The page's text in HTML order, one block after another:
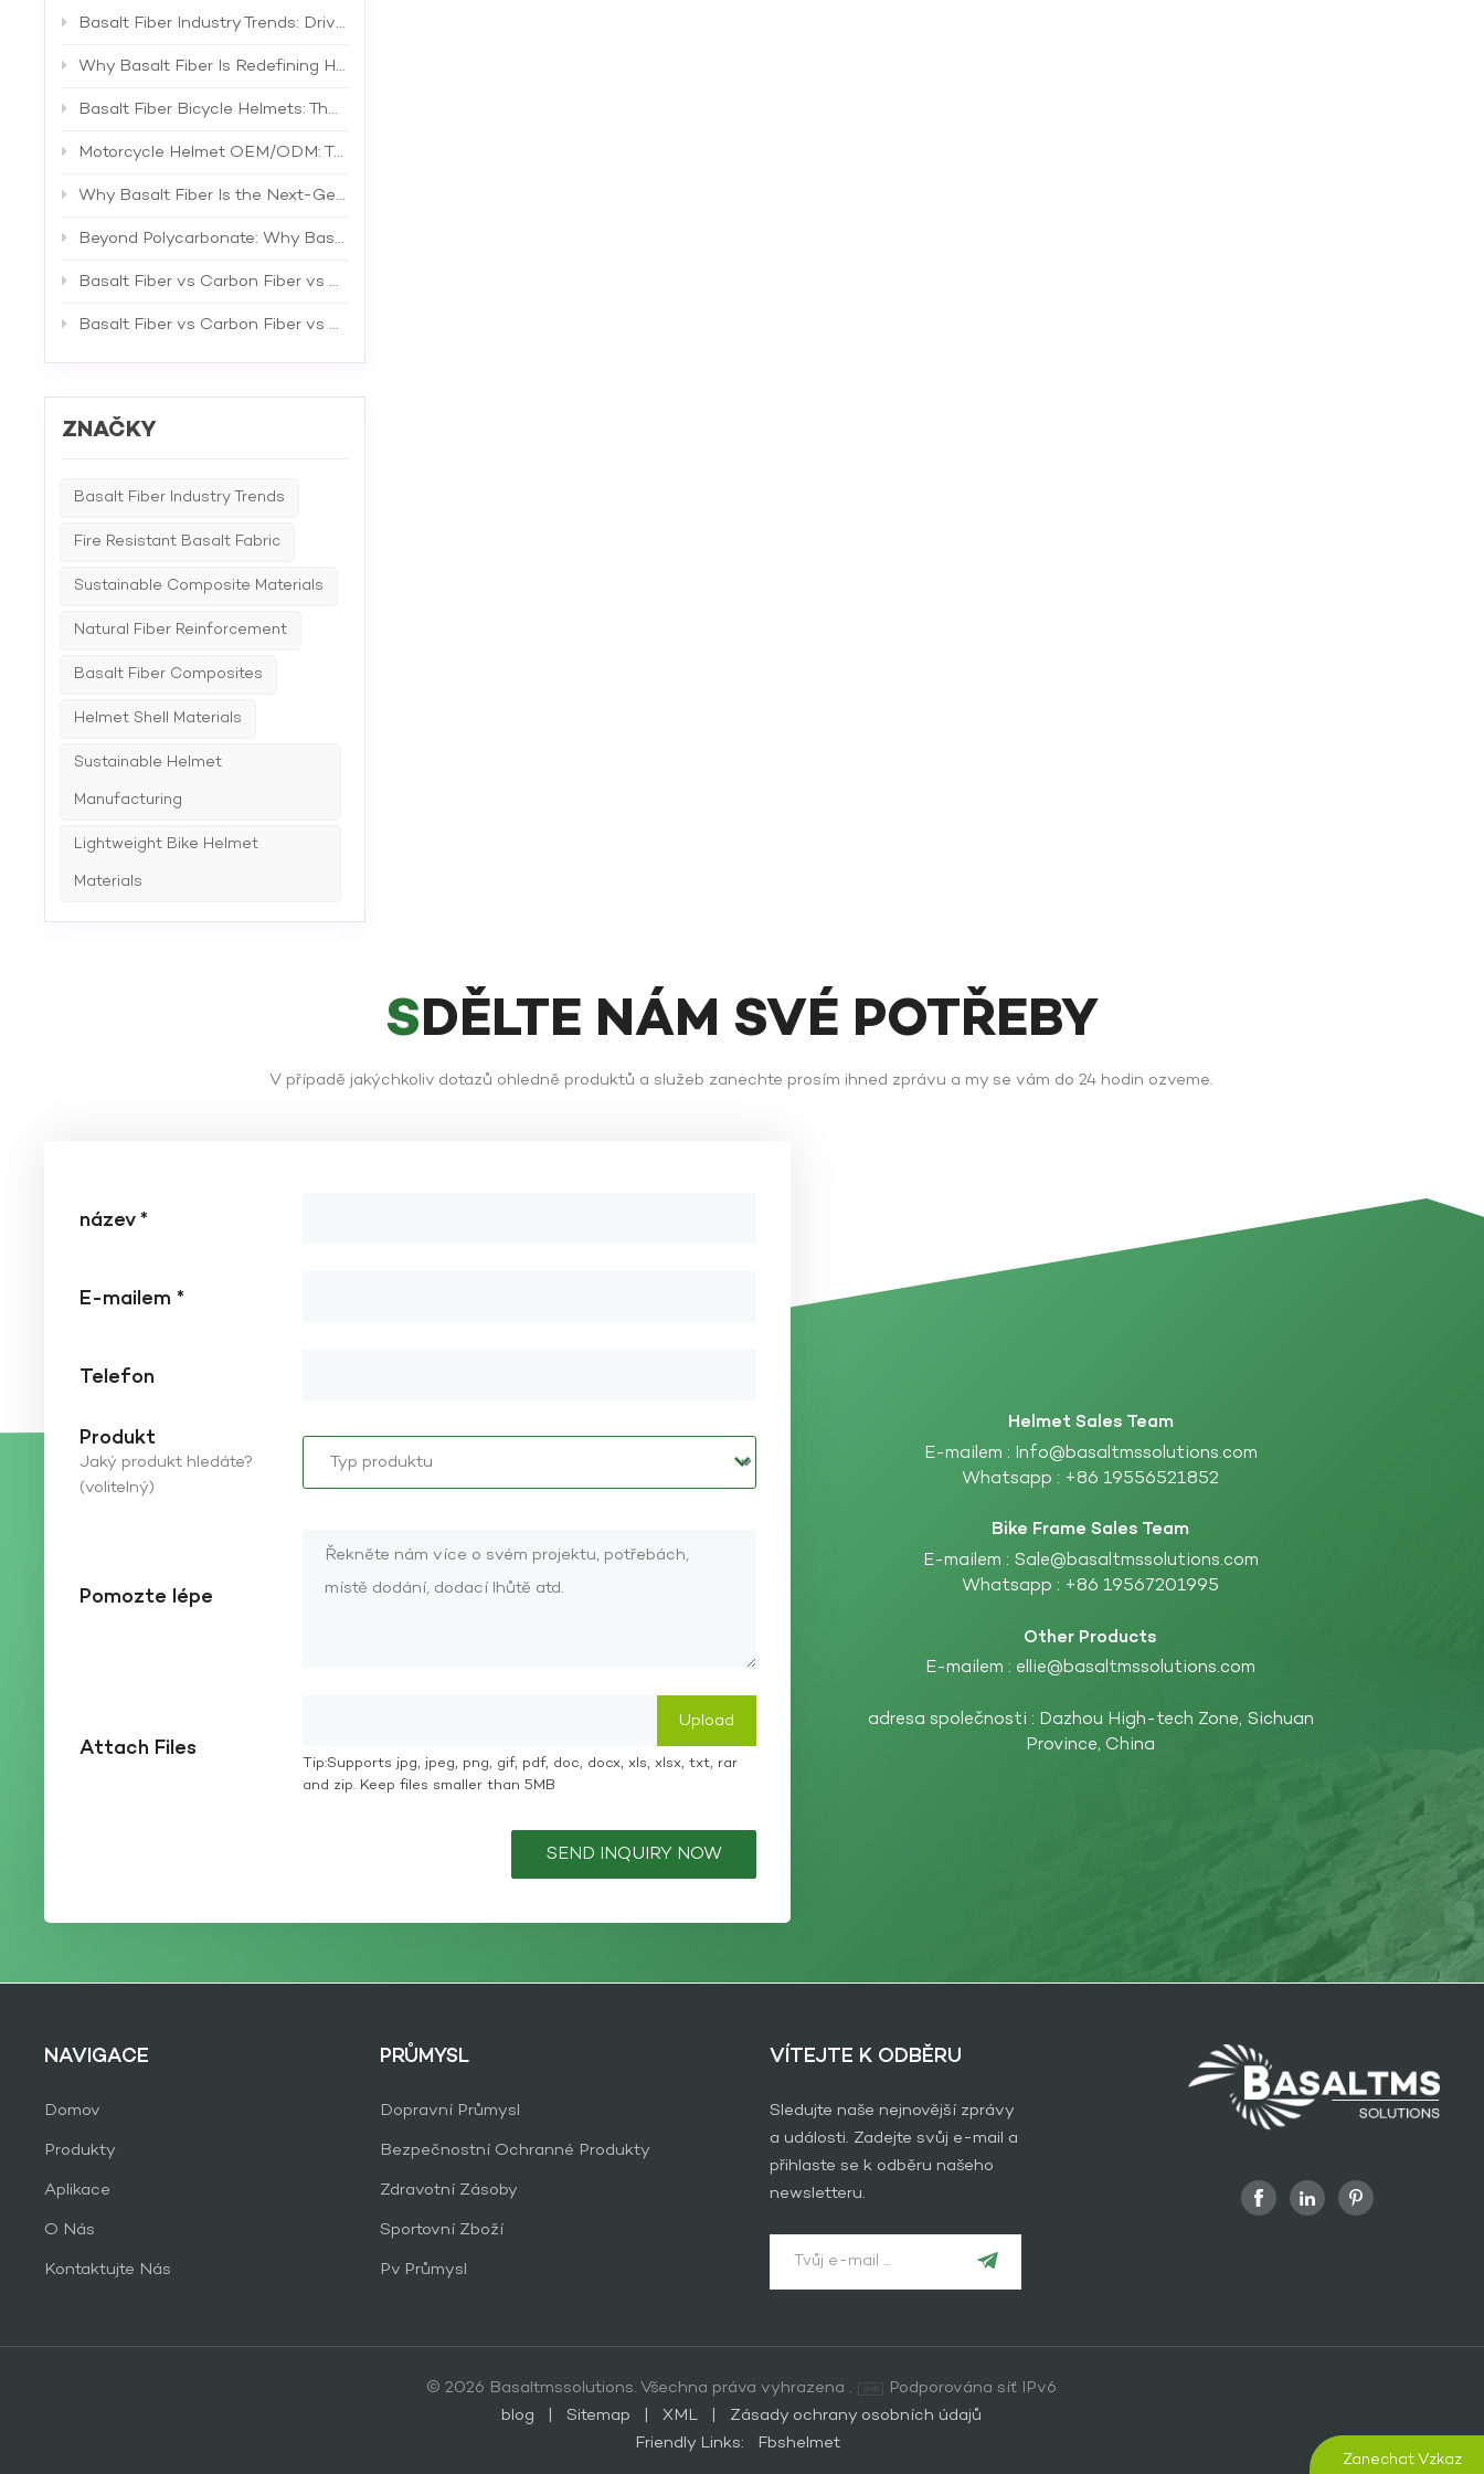
Basalt Fiber Industry Trends: Driving the Next Generation of High-Performance Composites
Why Basalt Fiber Is Redefining Helmet Shell Materials
Basalt Fiber Bicycle Helmets: The Future of Lightweight Protection
Motorcycle Helmet OEM/ODM: The Complete B2B Guide to Private Label Manufacturing and Supplier Selection
Why Basalt Fiber Is the Next-Generation Material for Bicycle Helmets
Beyond Polycarbonate: Why Basalt Fiber Is the Superior Material for Bicycle Helmet Shells
Basalt Fiber vs Carbon Fiber vs Fiberglass: The Best Material for Bicycle Helmets
Basalt Fiber vs Carbon Fiber vs Fiberglass: A Comprehensive Technical Comparison for Industrial Applications
ZNAČKY
Basalt Fiber Industry Trends
Fire Resistant Basalt Fabric
Sustainable Composite Materials
Natural Fiber Reinforcement
Basalt Fiber Composites
Helmet Shell Materials
Sustainable Helmet
Manufacturing
Lightweight Bike Helmet
Materials
SDĚLTE NÁM SVÉ POTŘEBY
V případě jakýchkoliv dotazů ohledně produktů a služeb zanechte prosím ihned zprávu a my se vám do 24 hodin ozveme.
název *
E-mailem *
Telefon
Produkt
Jaký produkt hledáte?
(volitelný)
Pomozte lépe
Attach Files
Tip:Supports jpg, jpeg, png, gif, pdf, doc, docx, xls, xlsx, txt, rar
and zip. Keep files smaller than 5MB
SEND INQUIRY NOW
Helmet Sales Team
E-mailem : Info@basaltmssolutions.com
Whatsapp : +86 19556521852
Bike Frame Sales Team
E-mailem : Sale@basaltmssolutions.com
Whatsapp : +86 19567201995
Other Products
E-mailem : ellie@basaltmssolutions.com
adresa společnosti : Dazhou High-tech Zone, Sichuan
Province, China
NAVIGACE
Domov
Produkty
Aplikace
O Nás
Kontaktujte Nás
PRŮMYSL
Dopravní Průmysl
Bezpečnostní Ochranné Produkty
Zdravotní Zásoby
Sportovní Zboží
Pv Průmysl
VÍTEJTE K ODBĚRU
Sledujte naše nejnovější zprávy
a události. Zadejte svůj e-mail a
přihlaste se k odběru našeho
newsletteru.
© 2026 Basaltmssolutions. Všechna práva vyhrazena .
Podporována síť IPv6
blog
Sitemap XML
Zásady ochrany osobních údajů
Friendly Links:
Fbshelmet
Zanechat Vzkaz